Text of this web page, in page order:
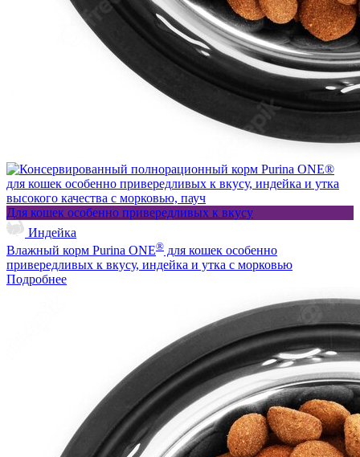
Для кошек особенно привередливых к вкусу
Индейка
Влажный корм Purina ONE® для кошек особенно
привередливых к вкусу, индейка и утка с морковью
Подробнее